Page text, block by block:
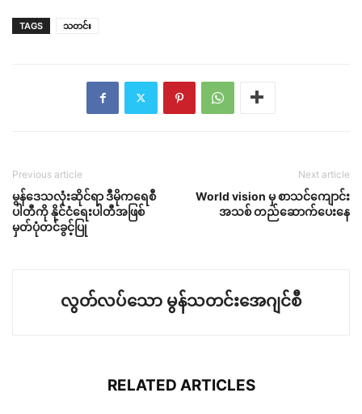
TAGS သတင်း
Previous article
မွန်ဒေသလုံးဆိုင်ရာ ဒီမိုကရေစီ
ပါတီကို နိုင်ငံရေးပါတီအဖြစ်
မှတ်ပုံတင်ခွင့်ပြု
Next article
World vision မှ စာသင်ကျောင်း
အသစ် တည်ဆောက်ပေးနေ
လွတ်လပ်သော မွန်သတင်းအေဂျင်စီ
RELATED ARTICLES